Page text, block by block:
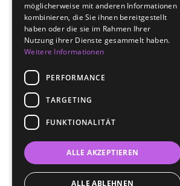
Gelnhausen
Nidderau
Maintal
Impressum
Datenschutz
möglicherweise mit anderen Informationen
kombinieren, die Sie ihnen bereitgestellt
haben oder die sie im Rahmen Ihrer
Nutzung ihrer Dienste gesammelt haben.
Weitere Informationen
PERFORMANCE
TARGETING
FUNKTIONALITÄT
ALLE AKZEPTIEREN
ALLE ABLEHNEN